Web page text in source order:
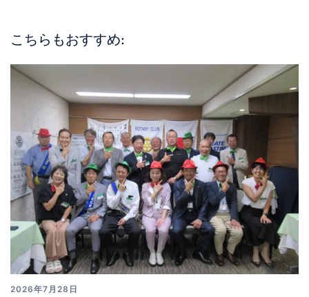
こちらもおすすめ:
2026年7月28日